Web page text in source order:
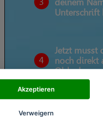
Unterschrift
4
Jetzt musst
noch direkt
Oldenburg
Akzeptieren
Verweigern